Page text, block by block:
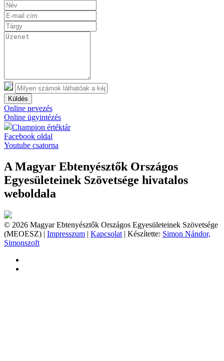
Küldés
Online nevezés
Online ügyintézés
Champion értéktár
Facebook oldal
Youtube csatorna
A Magyar Ebtenyésztők Országos
Egyesületeinek Szövetsége hivatalos
weboldala
© 2026 Magyar Ebtenyésztők Országos Egyesületeinek Szövetsége
(MEOESZ) | Impresszum | Kapcsolat | Készítette: Simon Nándor,
Simonszoft